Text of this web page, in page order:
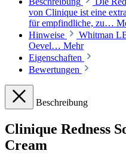
von Clinique ist eine
für empfindliche, zu…
Hinweise
Whitman
Oevel… Mehr
Eigenschaften
Bewertungen
Beschreibung
Clinique Redness
Cream